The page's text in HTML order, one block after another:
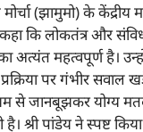
(झामुमो) के केंद्रीय
कि लोकतंत्र और
अत्यंत महत्वपूर्ण है।
पर गंभीर
से जानबूझकर योग्य
श्री पांडेय ने स्पष्ट